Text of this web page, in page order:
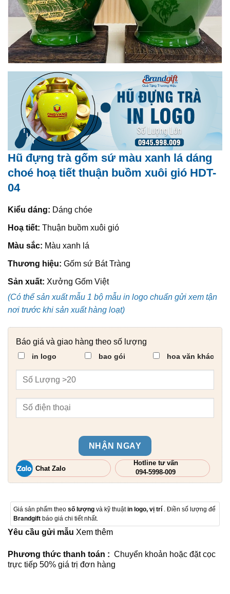
Hũ đựng trà gốm sứ màu xanh lá dáng
choé hoạ tiết thuận buồm xuôi gió HDT-
04
Kiểu dáng: Dáng chóe
Hoạ tiết: Thuận buồm xuôi gió
Màu sắc: Màu xanh lá
Thương hiệu: Gốm sứ Bát Tràng
Sản xuất: Xưởng Gốm Việt
(Có thể sản xuất mẫu 1 bộ mẫu in logo chuẩn gửi xem tận
nơi trước khi sản xuất hàng loạt)
Báo giá và giao hàng theo số lượng
in logo bao gói hoa văn khác
NHẬN NGAY
Chat Zalo
Hotline tư vấn
094-5998-009
Giá sản phẩm theo số lượng và kỹ thuậtin logo, vị trí . Điền số lượng để
Brandgift báo giá chi tiết nhất.
Yêu cầu gửi mẫu Xem thêm
Phương thức thanh toán : Chuyển khoản hoặc đặt cọc
trực tiếp 50% giá trị đơn hàng